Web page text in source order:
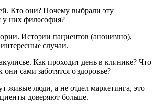
Кто они? Почему выбрали эту
у них философия?
Истории пациентов (анонимно),
случаи.
Как проходит день в клинике? Что
сами заботятся о здоровье?
живые люди, а не отдел маркетинга, это
доверяют больше.